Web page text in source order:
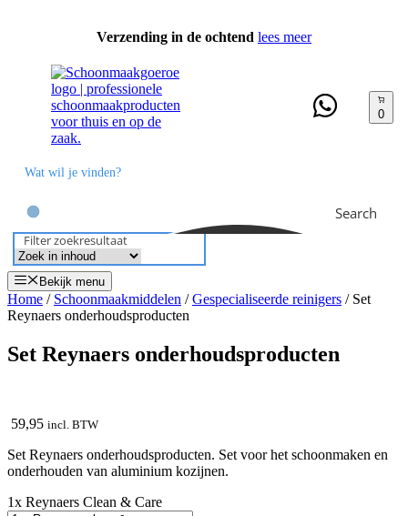
Verzending in de ochtend lees meer
Search
Filter zoekresultaat
0
Bekijk menu
Home / Schoonmaakmiddelen /Gespecialiseerde reinigers / Set
Reynaers onderhoudsproducten
Set Reynaers onderhoudsproducten
59,95 incl. BTW
Set Reynaers onderhoudsproducten. Set voor het schoonmaken en
onderhouden van aluminium kozijnen.
1x Reynaers Clean & Care